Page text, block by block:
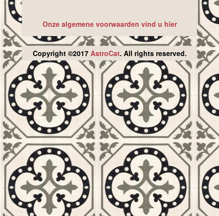
Onze algemene voorwaarden vind u hier
Copyright ©2017 AstroCat. All rights reserved.